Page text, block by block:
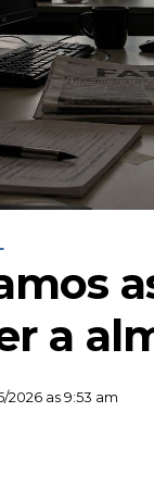
a
2026 as 9:53 am